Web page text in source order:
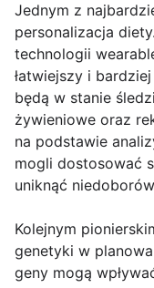
Jednym z
personalizacja
technologii
łatwiejszy i
będą w stanie
żywieniowe oraz
na podstawie
mogli dostosować
uniknąć
Kolejnym
genetyki w
geny mogą